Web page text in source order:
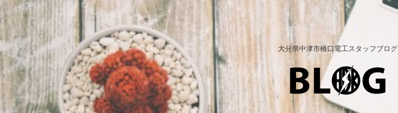
大分県中津市橋口電工スタッフブログ